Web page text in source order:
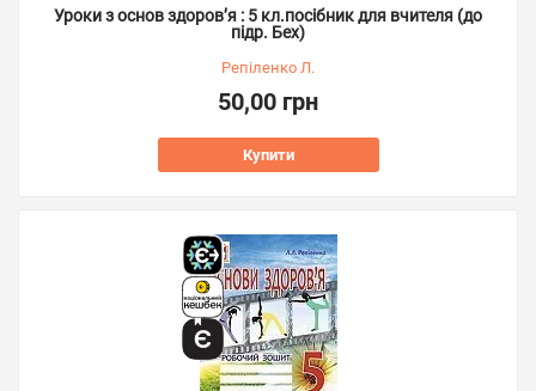
Уроки з основ здоров’я : 5 кл.посібник для вчителя (до
підр. Бех)
Репіленко Л.
50,00 грн
Купити